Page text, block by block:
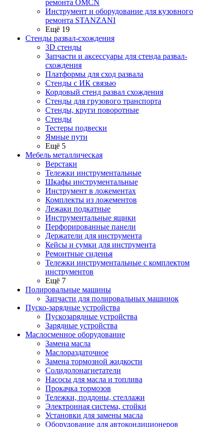
ремонта OMCN
Инструмент и оборудование для кузовного
ремонта STANZANI
Ещё 19
Стенды развал-схождения
3D стенды
Запчасти и аксессуары для стенда развал-
схождения
Платформы для сход развала
Стенды с ИК связью
Кордовый стенд развал схождения
Стенды для грузового транспорта
Стенды, круги поворотные
Стенды
Тестеры подвески
Ямные пути
Ещё 5
Мебель металлическая
Верстаки
Тележки инструментальные
Шкафы инструментальные
Инструмент в ложементах
Комплекты из ложементов
Лежаки подкатные
Инструментальные ящики
Перфорированные панели
Держатели для инструмента
Кейсы и сумки для инструмента
Ремонтные сиденья
Тележки инструментальные с комплектом
инструментов
Ещё 7
Полировальные машины
Запчасти для полировальных машинок
Пуско-зарядные устройства
Пускозарядные устройства
Зарядные устройства
Маслосменное оборудование
Замена масла
Маслораздаточное
Замена тормозной жидкости
Солидолонагнетатели
Насосы для масла и топлива
Прокачка тормозов
Тележки, поддоны, стеллажи
Электронная система, стойки
Установки для замены масла
Оборудование для автокондиционеров